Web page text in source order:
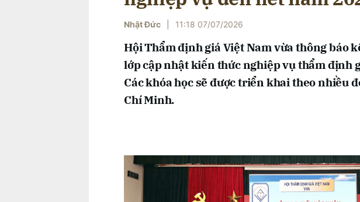
Nhật Đức 11:18 07/07/2026
Hội Thẩm định giá Việt Nam vừa thông báo
lớp cập nhật kiến thức nghiệp vụ thẩm định
Các khóa học sẽ được triển khai theo nhiều
Chí Minh.